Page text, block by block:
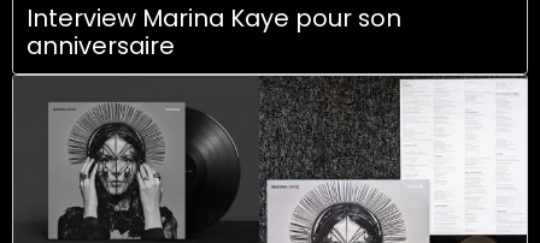
Interview Marina Kaye pour son
anniversaire